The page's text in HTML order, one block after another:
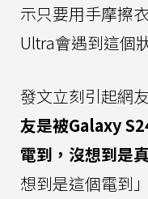
示只要用手摩擦
Ultra會遇到這個
發文立刻引起網
友是被Galaxy
電到，沒想到是
想到是這個電到